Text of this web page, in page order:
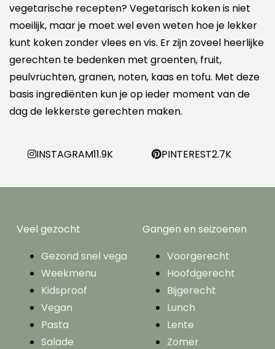
vegetarische recepten? Vegetarisch koken is niet
moeilijk, maar je moet wel even weten hoe je lekker
kunt koken zonder vlees en vis. Er zijn zoveel heerlijke
gerechten te bedenken met groenten, fruit,
peulvruchten, granen, noten, kaas en tofu. Met deze
basis ingrediënten kun je op ieder moment van de
dag de lekkerste gerechten maken.
INSTAGRAM11.9K PINTEREST2.7K
Veel gezocht
Gezond snel vega
Weekmenu
Kidsproof
Vegan
Pasta
Salade
Gangen en seizoenen
Voorgerecht
Hoofdgerecht
Bijgerecht
Lunch
Lente
Zomer